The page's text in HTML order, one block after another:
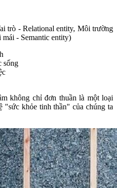
trò - Relational entity, Môi trường
- Semantic entity)
sống
không chỉ đơn thuần là một loại
"sức khỏe tinh thần" của chúng ta